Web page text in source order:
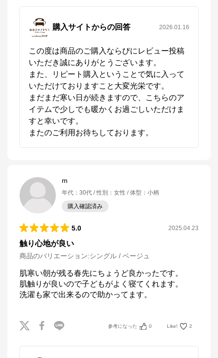
購入サイトからの回答 2026.01.16
この度は商品のご購入ならびにレビュー投稿
いただき誠にありがとうございます。
また、リピート購入ということで気に入って
いただけておりますこと大変光栄です。
まだまだ寒い日が続きますので、こちらのア
イテムで少しでも暖かくお過ごしいただけま
すと幸いです。
またのご利用お待ちしております。
m
年代 ： 30代 性別 ： 女性 体型 ： 小柄
購入確認済み
5.0 2025.04.23
触り心地が良い
商品のバリエーション:シングル / ベージュ
肌寒い朝が残る春先にちょうど良かったです。
肌触りが良いので子どもがよく寝てくれます。
洗濯も家で出来るので助かってます。
参考になった 0 Like! 2
ねむりのアトリエOnlineSHOP
公式ECサイト
ねむりのアトリエOnlineSHOPからのコメント